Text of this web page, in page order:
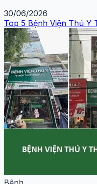
30/06/2026
Top 5 Bệnh Viện Thú Y